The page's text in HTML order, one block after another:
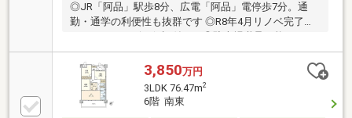
◎JR「阿品」駅歩8分、広電「阿品」電停歩7分。通
勤・通学の利便性も抜群です ◎R8年4月リノベ完了！
円/月）◎プライベートポーチにトランクルームも完備
◎ペット飼育可■平日・土日・祝日問わず当日のご見
学も可能です■掲載物件以外にも、ご紹介可能な物件
があります■住宅ローン相談会も好評実施中 お客様
それぞれに最適な資金プランをご提案致します■ご縁
3,850万円
3LDK 76.47m2
6階 南東